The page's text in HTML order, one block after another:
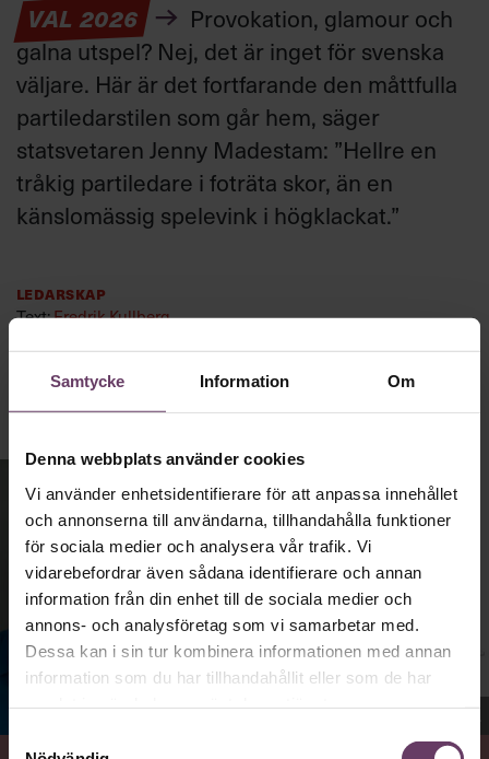
Samtycke Information Om
Denna webbplats använder cookies
Vi använder enhetsidentifierare för att anpassa innehållet
och annonserna till användarna, tillhandahålla funktioner
för sociala medier och analysera vår trafik. Vi
vidarebefordrar även sådana identifierare och annan
information från din enhet till de sociala medier och
annons- och analysföretag som vi samarbetar med.
Dessa kan i sin tur kombinera informationen med annan
information som du har tillhandahållit eller som de har
Samtyckesval
VAL 2026
Provokation, glamour och
galna utspel? Nej, det är inget för svenska
väljare. Här är det fortfarande den måttfulla
partiledarstilen som går hem, säger
statsvetaren Jenny Madestam: ”Hellre en
tråkig partiledare i foträta skor, än en
känslomässig spelevink i högklackat.”
Ledarskap
Text:Fredrik Kullberg
Jenny Madestam, docent i statsvetenskap.